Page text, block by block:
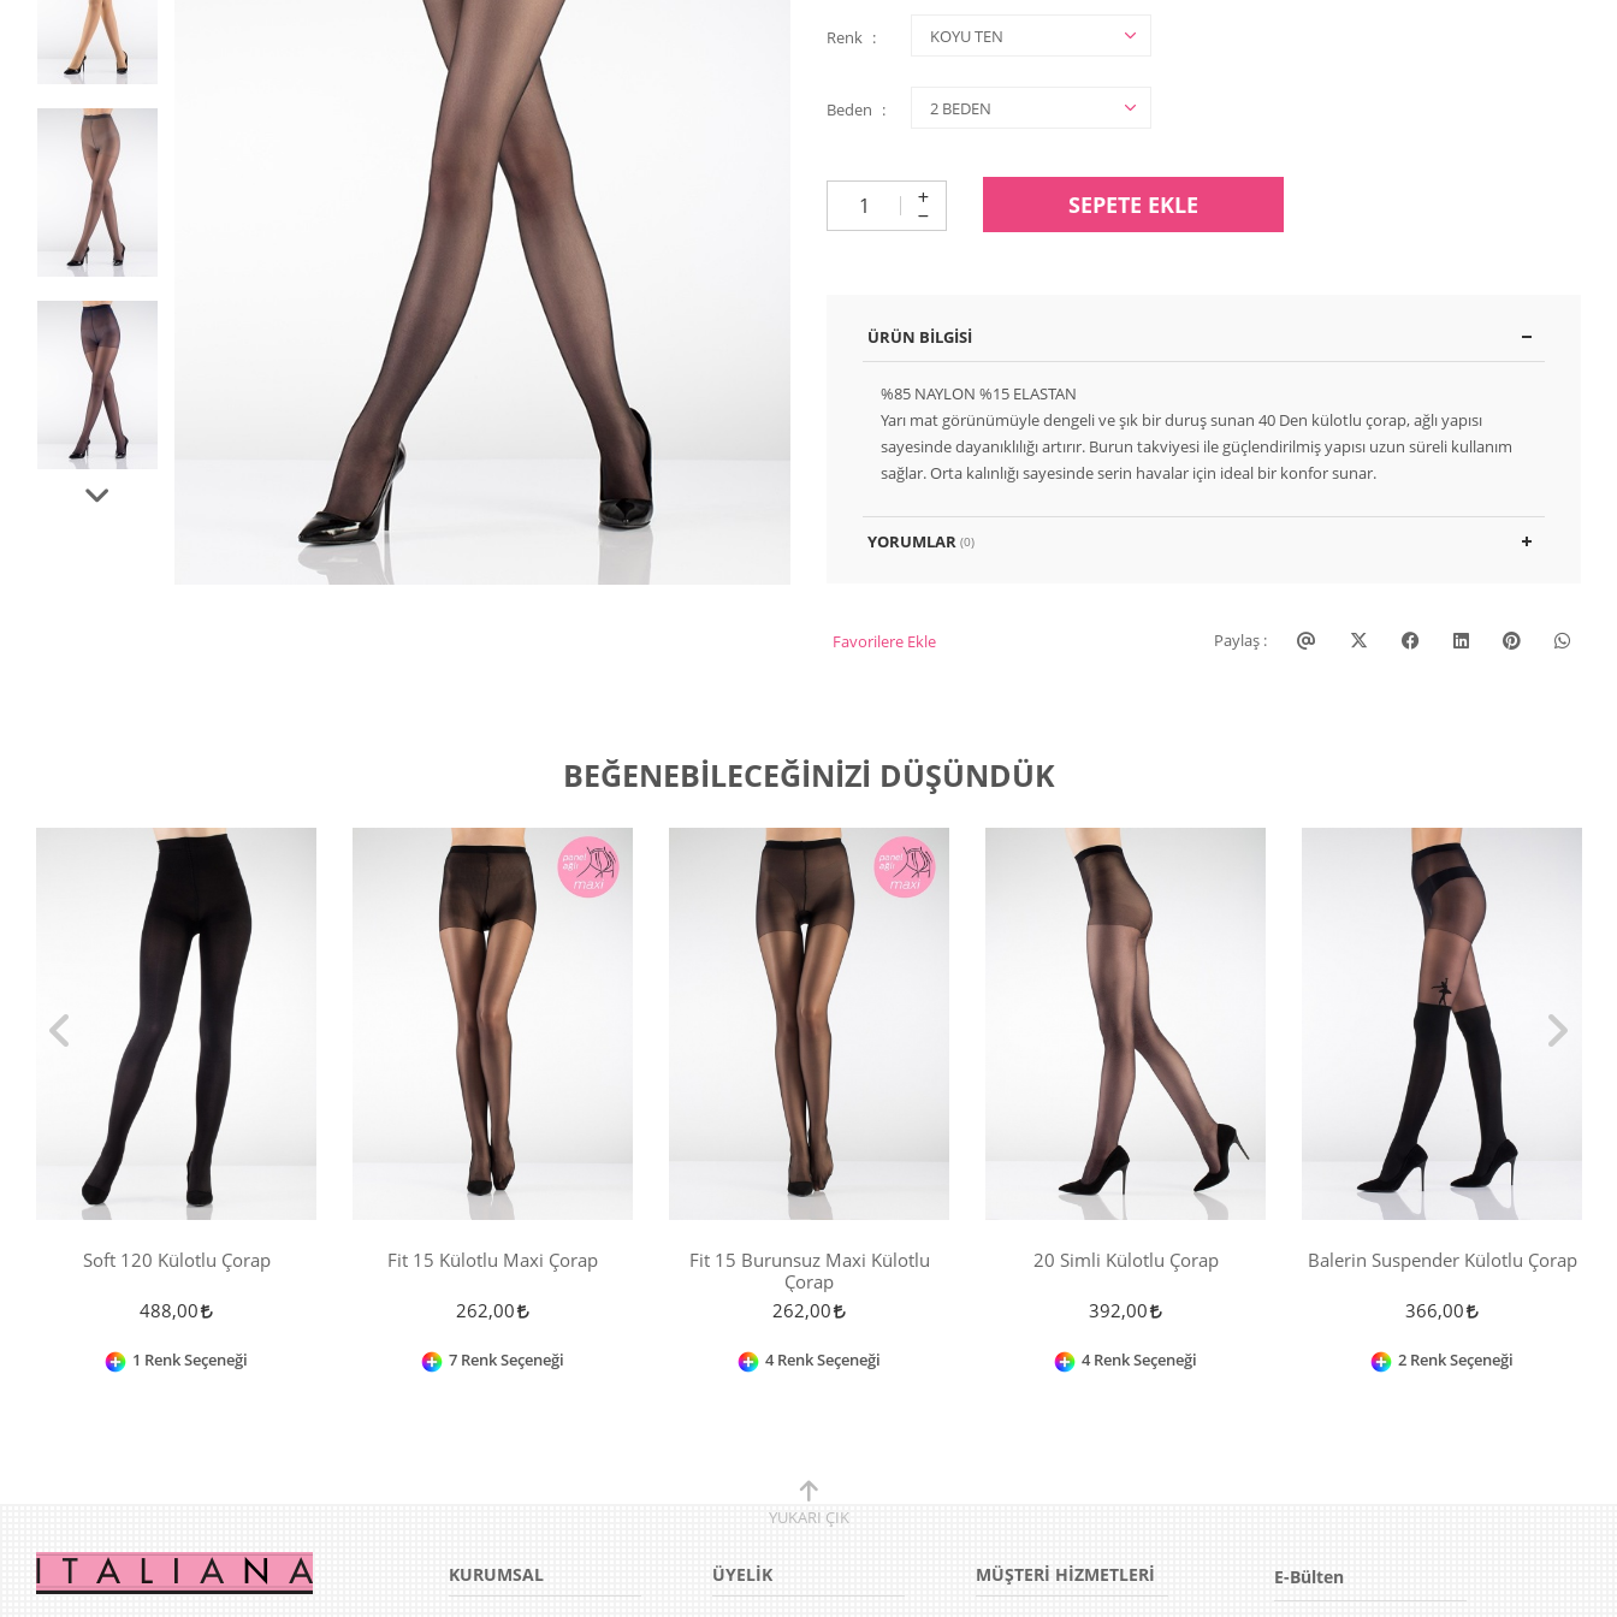
Renk
Beden
SEPETE EKLE
ÜRÜN BILGISI
%85 NAYLON %15 ELASTAN
Yarı mat görünümüyle dengeli ve şık bir duruş sunan 40 Den külotlu çorap, ağlı yapısı
sayesinde dayanıklılığı artırır. Burun takviyesi ile güçlendirilmiş yapısı uzun süreli kullanım
sağlar. Orta kalınlığı sayesinde serin havalar için ideal bir konfor sunar.
YORUMLAR (0)
Favorilere Ekle Paylaş :
BEĞENEBILECEĞINIZI DÜŞÜNDÜK
Soft 120 Külotlu Çorap
488,00
1 Renk Seçeneği
Fit 15 Külotlu Maxi Çorap
262,00
7 Renk Seçeneği
Fit 15 Burunsuz Maxi Külotlu
Çorap
262,00
4 Renk Seçeneği
20 Simli Külotlu Çorap
392,00
4 Renk Seçeneği
Balerin Suspender Külotlu Çorap
366,00
2 Renk Seçeneği
YUKARI ÇIK
KURUMSAL ÜYELİK MÜŞTERİ HİZMETLERİ E-Bülten